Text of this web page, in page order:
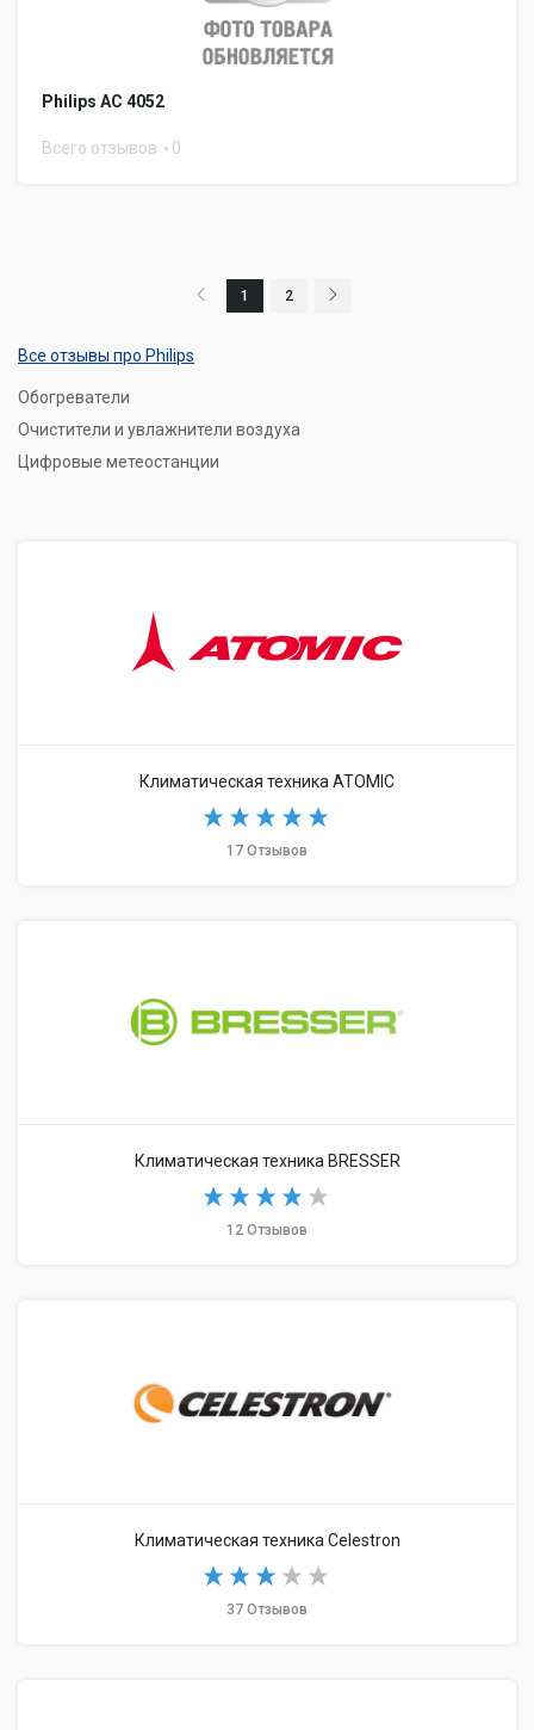
Philips AC 4052
Всего отзывов 0
1 2
Все отзывы про Philips
Обогреватели
Очистители и увлажнители воздуха
Цифровые метеостанции
Климатическая техника ATOMIC
17 Отзывов
Климатическая техника BRESSER
12 Отзывов
Климатическая техника Celestron
37 Отзывов